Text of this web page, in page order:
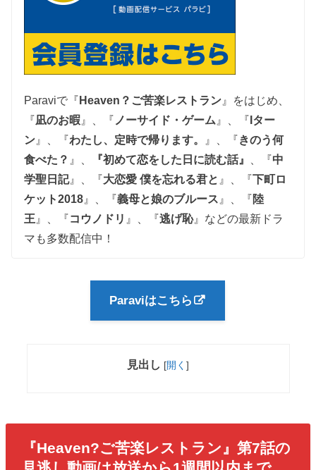
Paraviで『 Heaven？ご苦楽レストラン 』をはじめ、
『凪のお暇 』、『 ノーサイド・ゲーム 』、『 Iター
ン 』、『わたし、定時で帰ります。 』、 『きのう何
食べた？ 』、 『初めて恋をした日に読む話』 、『中
学聖日記』、『大恋愛 僕を忘れる君と 』、 『下町ロ
ケット2018 』、『義母と娘のブルース 』、『陸
王 』、『コウノドリ 』、『逃げ恥』 などの最新ドラ
マも多数配信中！
Paraviはこちら
見出し [開く ]
『Heaven?ご苦楽レストラン』第7話の